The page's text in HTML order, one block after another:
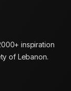
inspiration
of Lebanon.